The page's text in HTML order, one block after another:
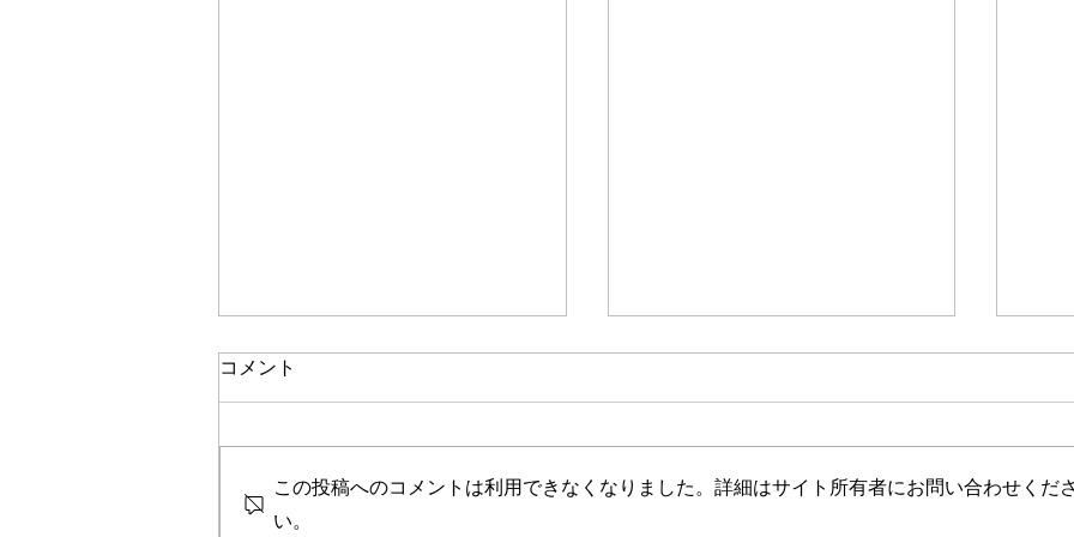
おすすめ絵本ご紹介
コメント
この投稿へのコメントは利用できなくなりました。詳細はサイト所有者にお問い合わせくださ
い。